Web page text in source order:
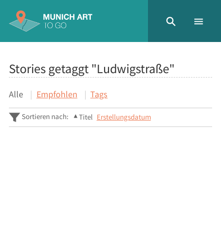
Stories getaggt "Ludwigstraße"
Alle Empfohlen Tags
Sortieren nach: Titel Erstellungsdatum